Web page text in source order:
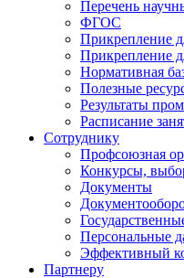
Перечень
ФГОС
Прикрепление
Прикрепление
Нормативная
Полезные
Результаты
Расписание
Сотруднику
Профсоюзная
Конкурсы,
Документы
Персональные
Эффективный
Партнеру